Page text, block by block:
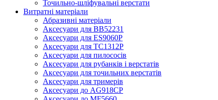
Точильно-шліфувальні верстати
Витратні матеріали
Абразивні матеріали
Аксесуари для BB52231
Аксесуари для ES9060P
Аксесуари для TC1312P
Аксесуари для пилососів
Аксесуари для рубанків і верстатів
Аксесуари для точильних верстатів
Аксесуари для тримерів
Аксесуари до AG918CP